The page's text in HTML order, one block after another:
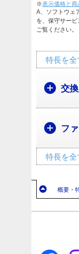
※表示価格と
A、ソフトウェ
を、保守サー
ご覧ください。
特長を全
交
フ
特長を全
概要・